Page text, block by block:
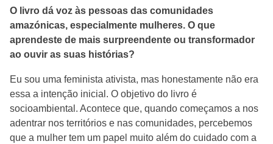
O livro dá voz às pessoas das comunidades
amazónicas, especialmente mulheres. O que
aprendeste de mais surpreendente ou transformador
ao ouvir as suas histórias?
Eu sou uma feminista ativista, mas honestamente não era
essa a intenção inicial. O objetivo do livro é
socioambiental. Acontece que, quando começamos a nos
adentrar nos territórios e nas comunidades, percebemos
que a mulher tem um papel muito além do cuidado com a